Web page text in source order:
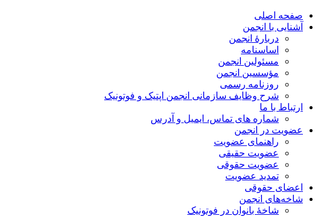
صفحه اصلی
آشنایی با انجمن
دربارۀ انجمن
اساسنامه
مسئولین انجمن
مؤسسین انجمن
روزنامه رسمی
شرح وظایف سازمانی انجمن اپتیک و فوتونیک
ارتباط با ما
شماره های تماس، ایمیل و آدرس
عضویت در انجمن
راهنمای عضویت
عضویت حقیقی
عضویت حقوقی
تمدید عضویت
اعضای حقوقی
شاخه‌های انجمن
شاخۀ بانوان در فوتونیک